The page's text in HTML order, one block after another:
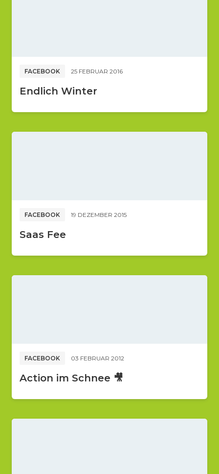
FACEBOOK 25 FEBRUAR 2016
Endlich Winter
FACEBOOK 19 DEZEMBER 2015
Saas Fee
FACEBOOK 03 FEBRUAR 2012
Action im Schnee 🎥